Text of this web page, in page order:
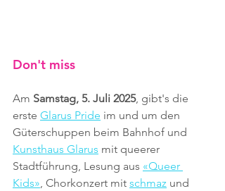
Don't miss
Am Samstag, 5. Juli 2025, gibt's die
erste Glarus Pride im und um den
Güterschuppen beim Bahnhof und
Kunsthaus Glarus mit queerer
Stadtführung, Lesung aus «Queer
Kids», Chorkonzert mit schmaz und